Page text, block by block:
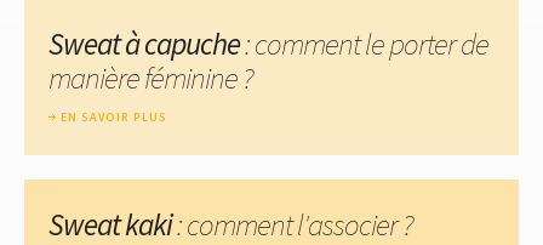
Sweat à capuche: comment le porter de
manière féminine ?
EN SAVOIR PLUS
Sweat kaki: comment l'associer ?